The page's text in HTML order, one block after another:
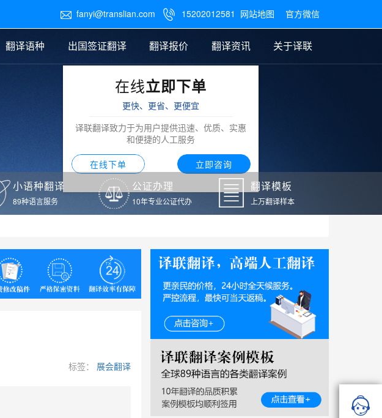
 fanyi@translian.com  15202012581 网站地图 官方微信
图纸翻译
翻译语种 出国签证翻译 翻译报价
笔译翻译报价
翻译资讯
公证样本
关于译联
在线立即下单
更快、更省、更便宜
译联翻译致力于为用户提供迅速、优质、实惠
和便捷的人工服务
在线下单 立即咨询
小语种翻译
89种语言服务
公证办理
10年专业公证代办
翻译模板
上万翻译样本
标签： 展会翻译
